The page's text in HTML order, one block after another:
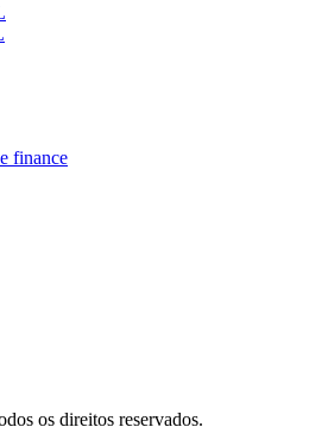
finance
os direitos reservados.